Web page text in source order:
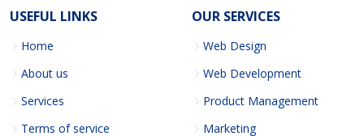
USEFUL LINKS
Home
About us
Services
Terms of service
OUR SERVICES
Web Design
Web Development
Product Management
Marketing